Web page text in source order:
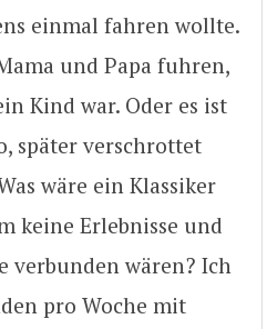
einmal fahren wollte.
und Papa fuhren,
Kind war. Oder es ist
später verschrottet
wäre ein Klassiker
keine Erlebnisse und
verbunden wären? Ich
pro Woche mit